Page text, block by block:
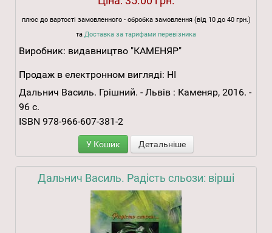
плюс до вартості замовленного - обробка замовлення (від 10 до 40 грн.)
та Доставка за тарифами перевізника
Виробник: видавництво "КАМЕНЯР"
Продаж в електронном вигляді: НІ
Дальнич Василь. Грішний. - Львів : Каменяр, 2016. -
96 с.
ISBN 978-966-607-381-2
У Кошик Детальніше
Дальнич Василь. Радість сльози: вірші